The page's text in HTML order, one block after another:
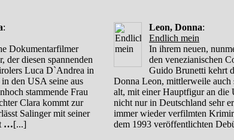
:
Dokumentarfilmer
der diesen spannenden
Luca D`Andrea in
den USA seine aus
stammende Frau
Clara kommt zur
Salinger mit seiner
…[...]
Leon, Donna:
Endlich mein
In ihrem neuen,
den venezianischen
Guido Brunetti kehrt
Donna Leon, mittlerweile auch
alt, mit einer Hauptfigur an die
nicht nur in Deutschland sehr
immer wieder verfilmten
dem 1993 veröffentlichten